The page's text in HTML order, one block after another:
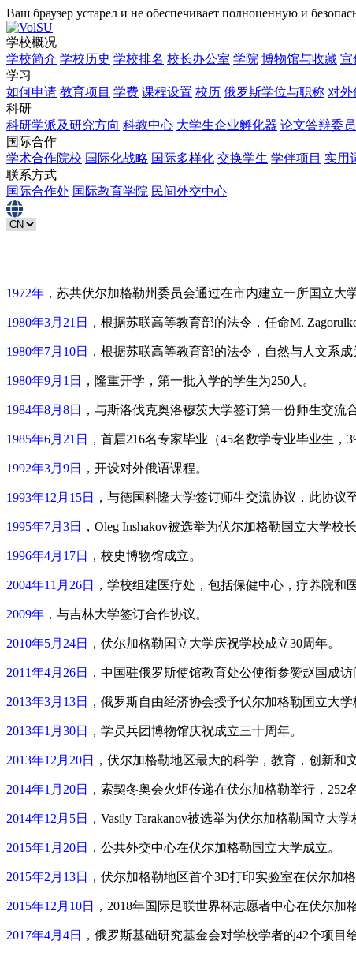
Ваш браузер устарел и не обеспечивает полноценную и
学校概况
学校简介 学校历史 学校排名 校长办公室 学院 博物馆与收藏 宣
学习
如何申请 教育项目 学费 课程设置 校历 俄罗斯学位与职称 对外
科研
科研学派及研究方向 科教中心 大学生企业孵化器 论文答辩委
国际合作
学术合作院校 国际化战略 国际多样化 交换学生 学伴项目 实用
联系方式
国际合作处 国际教育学院 民间外交中心
1972年 ，苏共伏尔加格勒州委员会通过在市内建立一所国立大
1980年3月21日 ，根据苏联高等教育部的法令，任命M.
1980年7月10日 ，根据苏联高等教育部的法令，自然与人文系
1980年9月1日 ，隆重开学，第一批入学的学生为250人。
1984年8月8日 ，与斯洛伐克奥洛穆茨大学签订第一份师生交流
1985年6月21日 ，首届216名专家毕业（45名数学专业毕业生
1992年3月9日 ，开设对外俄语课程。
1993年12月15日 ，与德国科隆大学签订师生交流协议，此协议
1995年7月3日 ，Oleg Inshakov被选举为伏尔加格勒国立大学校长
1996年4月17日 ，校史博物馆成立。
2004年11月26日 ，学校组建医疗处，包括保健中心，疗养院和
2009年 ，与吉林大学签订合作协议。
2010年5月24日 ，伏尔加格勒国立大学庆祝学校成立30周年。
2011年4月26日 ，中国驻俄罗斯使馆教育处公使衔参赞赵国成访
2013年3月13日 ，俄罗斯自由经济协会授予伏尔加格勒国立大
2013年1月30日 ，学员兵团博物馆庆祝成立三十周年。
2013年12月20日 ，伏尔加格勒地区最大的科学，教育，创新和
2014年1月20日 ，索契冬奥会火炬传递在伏尔加格勒举行，252
2014年12月5日 ，Vasily Tarakanov被选举为伏尔加格勒国立大学
2015年1月20日 ，公共外交中心在伏尔加格勒国立大学成立。
2015年2月13日 ，伏尔加格勒地区首个3D打印实验室在伏尔加
2015年12月10日 ，2018年国际足联世界杯志愿者中心在伏尔加
2017年4月4日 ，俄罗斯基础研究基金会对学校学者的42个项目